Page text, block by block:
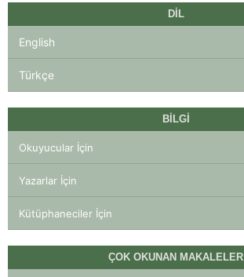
DIL
English
Türkçe
BILGI
Okuyucular İçin
Yazarlar İçin
Kütüphaneciler İçin
ÇOK OKUNAN MAKALELER